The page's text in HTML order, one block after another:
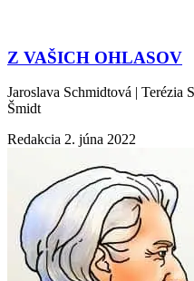
Z VAŠICH OHLASOV
Jaroslava Schmidtová | Terézia
Šmidt
Redakcia 2. júna 2022